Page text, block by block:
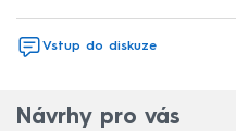
Vstup do diskuze
Návrhy pro vás